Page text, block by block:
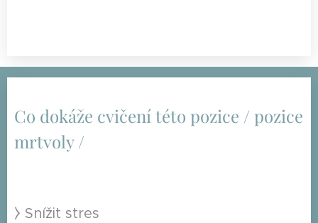
Co dokáže cvičení této pozice / pozice
mrtvoly /
⧽ Snížit stres